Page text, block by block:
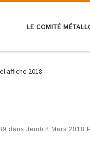
LE COMITÉ
affiche 2018
dans Jeudi 8 Mars 2018